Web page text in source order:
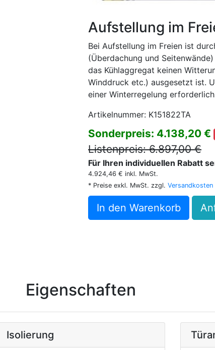
Aufstellung im
Bei Aufstellung im Freien ist
(Überdachung und
das Kühlaggregat keinen
Winddruck etc.) ausgesetzt ist.
einer Winterregelung
Artikelnummer: K151822TA
Sonderpreis: 4.138,20 €
Listenpreis: 6.897,00 €
Für Ihren individuellen Rabatt
4.924,46 € inkl. MwSt.
* Preise exkl. MwSt. zzgl. Versandkosten
In den Warenkorb
Eigenschaften
Isolierung